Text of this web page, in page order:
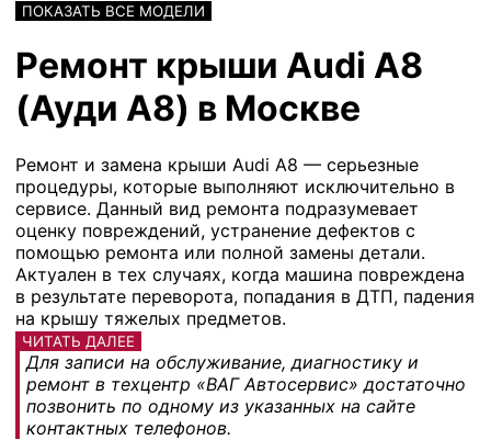
ПОКАЗАТЬ ВСЕ МОДЕЛИ
Ремонт крыши Audi A8
(Ауди А8) в Москве
Ремонт и замена крыши Audi A8 — серьезные
процедуры, которые выполняют исключительно в
сервисе. Данный вид ремонта подразумевает
оценку повреждений, устранение дефектов с
помощью ремонта или полной замены детали.
Актуален в тех случаях, когда машина повреждена
в результате переворота, попадания в ДТП, падения
на крышу тяжелых предметов.
ЧИТАТЬ ДАЛЕЕ
Для записи на обслуживание, диагностику и
ремонт в техцентр «ВАГ Автосервис» достаточно
позвонить по одному из указанных на сайте
контактных телефонов.